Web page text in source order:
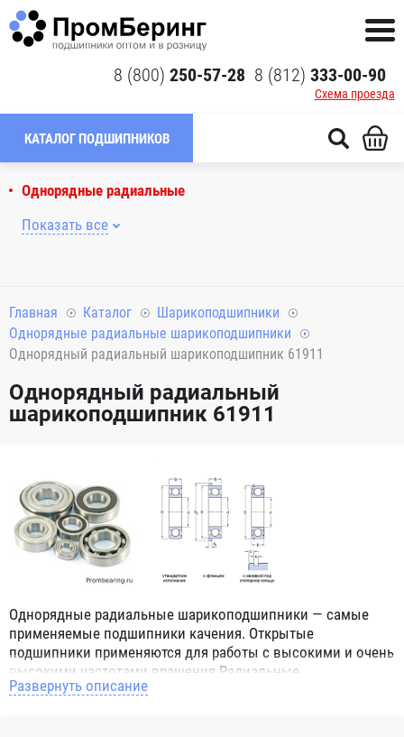
8 (800) 250-57-28 8 (812) 333-00-90
Схема проезда
КАТАЛОГ ПОДШИПНИКОВ
Однорядные радиальные
Показать все
Главная Каталог
Шарикоподшипники
Однорядные радиальные шарикоподшипники
Однорядный радиальный шарикоподшипник 61911
Однорядный радиальный
шарикоподшипник 61911
Однорядные радиальные шарикоподшипники — самые
применяемые подшипники качения. Открытые
подшипники применяются для работы с высокими и очень
высокими частотами вращения.Радиальные
шарикоподшипники обозначением 2Z ZZ с обеих сторон
Развернуть описание